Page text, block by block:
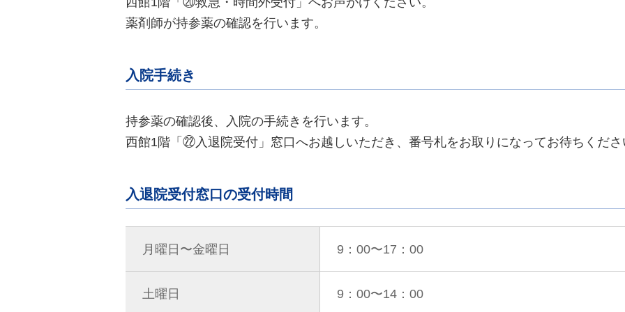
薬剤師が持参薬の確認を行います。
入院手続き
持参薬の確認後、入院の手続きを行います。
西館1階「㉒入退院受付」窓口へお越しいただき、番号札をお取りになってお待ちくださ
入退院受付窓口の受付時間
月曜日〜金曜日 9：00〜17：00
土曜日 9：00〜14：00